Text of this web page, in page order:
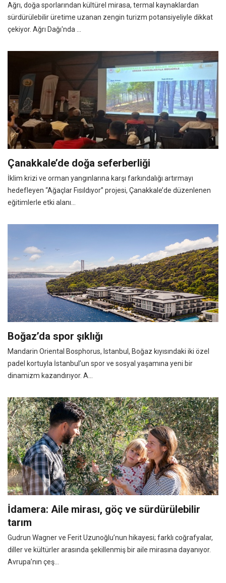
Ağrı, doğa sporlarından kültürel mirasa, termal kaynaklardan
sürdürülebilir üretime uzanan zengin turizm potansiyeliyle dikkat
çekiyor. Ağrı Dağı'nda ...
Çanakkale’de doğa seferberliği
İklim krizi ve orman yangınlarına karşı farkındalığı artırmayı
hedefleyen “Ağaçlar Fısıldıyor” projesi, Çanakkale’de düzenlenen
eğitimlerle etki alanı...
Boğaz’da spor şıklığı
Mandarin Oriental Bosphorus, Istanbul, Boğaz kıyısındaki iki özel
padel kortuyla İstanbul’un spor ve sosyal yaşamına yeni bir
dinamizm kazandırıyor. A...
İdamera: Aile mirası, göç ve sürdürülebilir
tarım
Gudrun Wagner ve Ferit Uzunoğlu’nun hikayesi; farklı coğrafyalar,
diller ve kültürler arasında şekillenmiş bir aile mirasına dayanıyor.
Avrupa’nın çeş...